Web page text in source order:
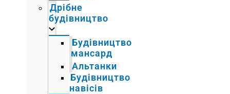
Дрібне
будівництво
Будівництво
мансард
Альтанки
Будівництво
навісів